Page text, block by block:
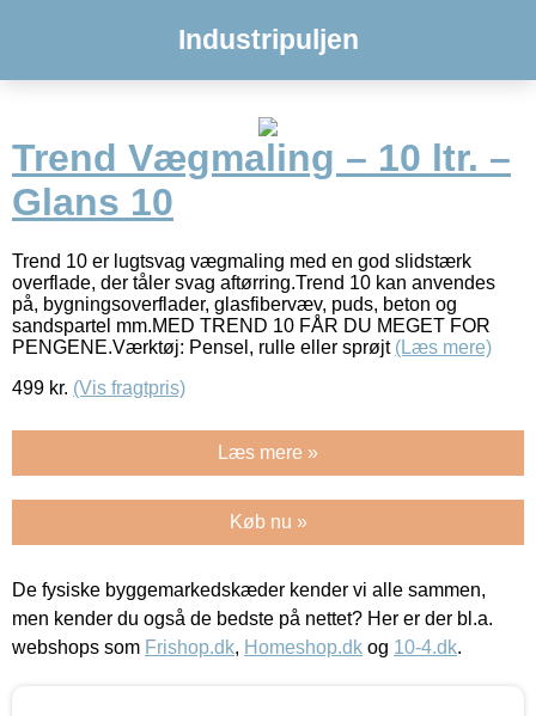
Industripuljen
Trend Vægmaling – 10 ltr. –
Glans 10
Trend 10 er lugtsvag vægmaling med en god slidstærk
overflade, der tåler svag aftørring.Trend 10 kan anvendes
på, bygningsoverflader, glasfibervæv, puds, beton og
sandspartel mm.MED TREND 10 FÅR DU MEGET FOR
PENGENE.Værktøj: Pensel, rulle eller sprøjt (Læs mere)
499 kr. (Vis fragtpris)
Læs mere »
Køb nu »
De fysiske byggemarkedskæder kender vi alle sammen,
men kender du også de bedste på nettet? Her er der bl.a.
webshops som Frishop.dk, Homeshop.dk og 10-4.dk.